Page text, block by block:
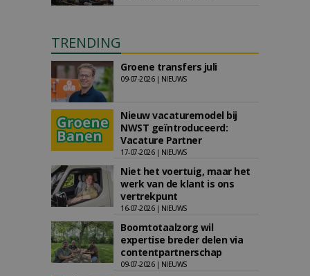
TRENDING
Groene transfers juli
09-07-2026 | NIEUWS
Nieuw vacaturemodel bij
NWST geïntroduceerd:
Vacature Partner
17-07-2026 | NIEUWS
Niet het voertuig, maar het
werk van de klant is ons
vertrekpunt
16-07-2026 | NIEUWS
Boomtotaalzorg wil
expertise breder delen via
contentpartnerschap
09-07-2026 | NIEUWS